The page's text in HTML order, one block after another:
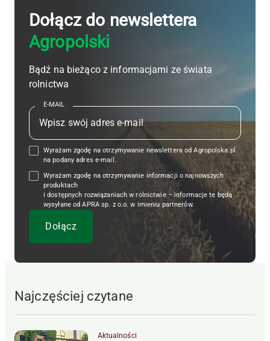
Dołącz do newslettera
Agropolski
Bądź na bieżąco z informacjami ze świata
rolnictwa
E-MAIL
Wyrażam zgodę na otrzymywanie newslettera od Agropolska.pl
na podany adres e-mail.
Wyrażam zgodę na otrzymywanie informacji o najnowszych
produktach
i dostępnych rozwiązaniach w rolnictwie – informacje te będą
wysyłane od APRA sp. z o.o. w imieniu partnerów.
Najczęściej czytane
Aktualności